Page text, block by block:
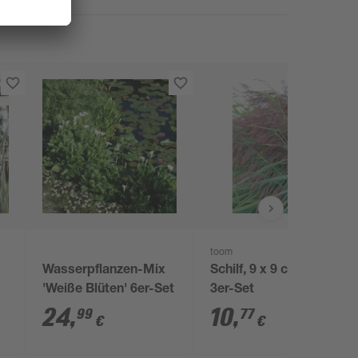
Wasserpflanzen-Mix
'Weiße Blüten' 6er-Set
24,99 €
toom
Schilf, 9 x 9 cm Topf,
3er-Set
10,77€